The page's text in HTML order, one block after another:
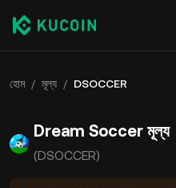
হোম / মূল্য / DSOCCER
Dream Soccer মূল্য
(DSOCCER)